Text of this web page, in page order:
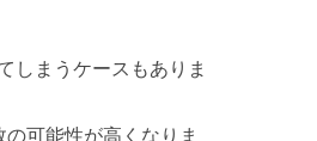
しまうケースもありま
可能性が高くなりま